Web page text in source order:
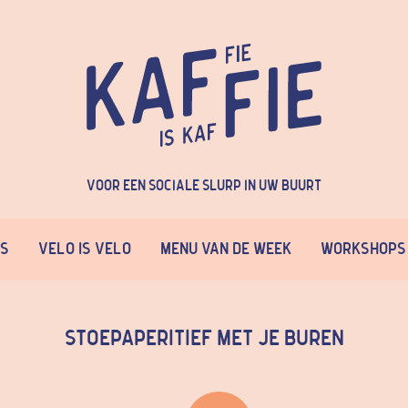
Voor een sociale slurp in uw buurt
Velo is Velo Menu van de week Workshops
Stoepaperitief met je buren